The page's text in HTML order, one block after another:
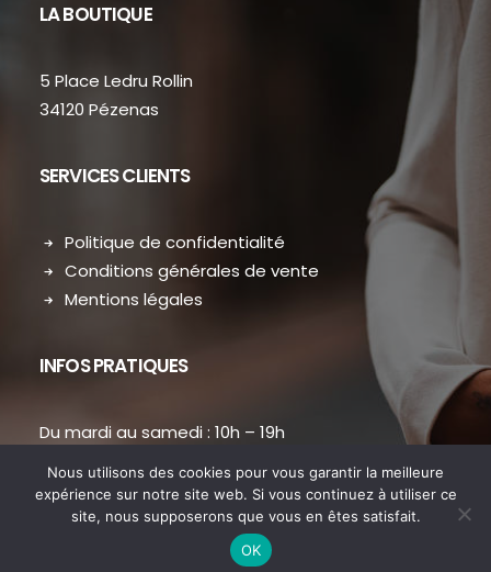
LA BOUTIQUE
5 Place Ledru Rollin
34120 Pézenas
SERVICES CLIENTS
Politique de confidentialité
Conditions générales de vente
Mentions légales
INFOS PRATIQUES
Du mardi au samedi : 10h – 19h
Téléphone : 04 67 31 38 73
Nous utilisons des cookies pour vous garantir la meilleure
expérience sur notre site web. Si vous continuez à utiliser ce
site, nous supposerons que vous en êtes satisfait.
OK